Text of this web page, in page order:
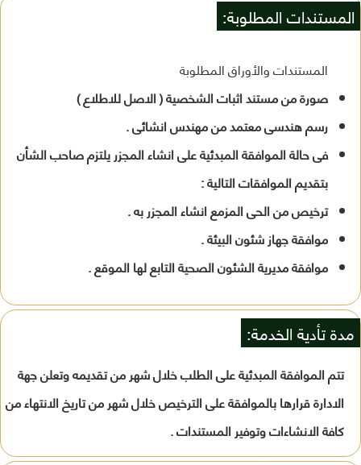
المستندات المطلوبة:
المستندات والأوراق المطلوبة
صورة من مستند اثبات الشخصية ( الاصل للاطلاع )
رسم هندسى معتمد من مهندس انشائى .
فى حالة الموافقة المبدئية على انشاء المجزر يلتزم صاحب الشأن
بتقديم الموافقات التالية :
ترخيص من الحى المزمع انشاء المجزر به .
موافقة جهاز شئون البيئة .
موافقة مديرية الشئون الصحية التابع لها الموقع .
مدة تأدية الخدمة:
تتم الموافقة المبدئية على الطلب خلال شهر من تقديمه وتعلن جهة
الادارة قرارها بالموافقة على الترخيص خلال شهر من تاريخ الانتهاء من
كافة الانشاءات وتوفير المستندات .